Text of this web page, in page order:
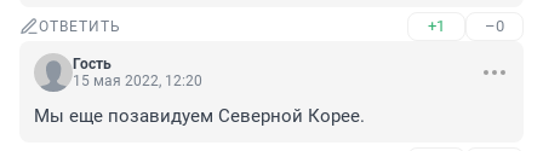
ОТВЕТИТЬ +1 –0
Гость
15 мая 2022, 12:20
Мы еще позавидуем Северной Корее.